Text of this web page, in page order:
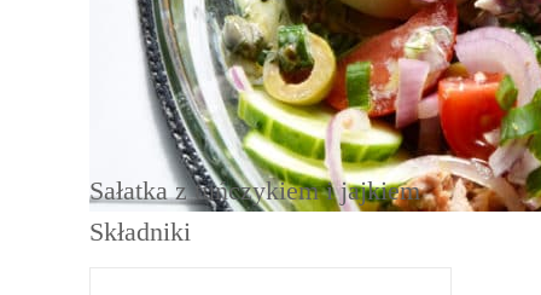
Porcja:
2
DRUKUJ
Sałatka z tuńczykiem i jajkiem
Składniki